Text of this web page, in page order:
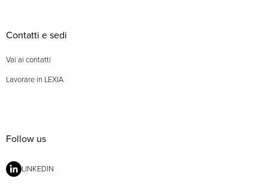
Contatti e sedi
Vai ai contatti
Lavorare in LEXIA
Follow us
LINKEDIN